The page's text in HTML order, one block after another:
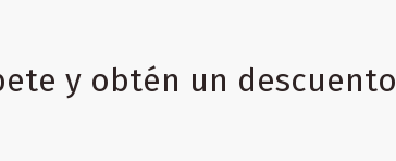
y obtén un descuento